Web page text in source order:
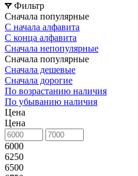
Фильтр
Сначала популярные
С начала алфавита
С конца алфавита
Сначала непопулярные
Сначала популярные
Сначала дешевые
Сначала дорогие
По возрастанию наличия
По убыванию наличия
Цена
Цена
6000
6250
6500